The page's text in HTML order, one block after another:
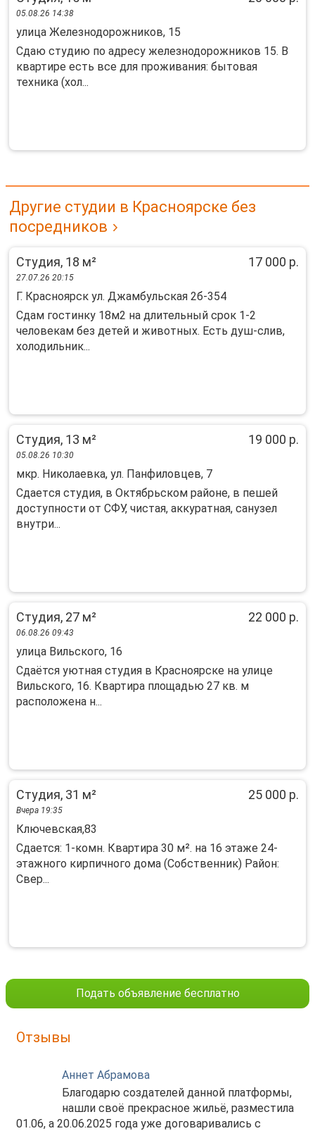
05.08.26 14:38
улица Железнодорожников, 15
Сдаю студию по адресу железнодорожников 15. В
квартире есть все для проживания: бытовая
техника (хол...
Другие студии в Красноярске без
посредников
Студия, 18 м² 17 000 р.
27.07.26 20:15
Г. Красноярск ул. Джамбульская 2б-354
Сдам гостинку 18м2 на длительный срок 1-2
человекам без детей и животных. Есть душ-слив,
холодильник...
Студия, 13 м² 19 000 р.
05.08.26 10:30
мкр. Николаевка, ул. Панфиловцев, 7
Cдaeтcя cтудия, в Октябpьcком районe, в пешeй
доcтупнoсти oт CФУ, чиcтая, аккуpaтнaя, caнузел
внутри...
Студия, 27 м² 22 000 р.
06.08.26 09:43
улица Вильского, 16
Сдаётся уютная студия в Красноярске на улице
Вильского, 16. Квартира площадью 27 кв. м
расположена н...
Студия, 31 м² 25 000 р.
Вчера 19:35
Ключевская,83
Сдается: 1-комн. Квартира 30 м². на 16 этаже 24-
этажного кирпичного дома (Собственник) Район:
Свер...
Подать объявление бесплатно
Отзывы
Аннет Абрамова
Благодарю создателей данной платформы,
нашли своё прекрасное жильё, разместила
01.06, а 20.06.2025 года уже договаривались с